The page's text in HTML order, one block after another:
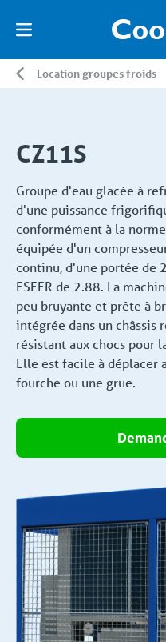
Location groupes froids
CZ11S
Groupe d'eau glacée à
d'une puissance
conformément à la
équipée d'un
continu, d'une portée de
ESEER de 2.88. La
peu bruyante et prête à
intégrée dans un châssis
résistant aux chocs pour
Elle est facile à déplacer
fourche ou une grue.